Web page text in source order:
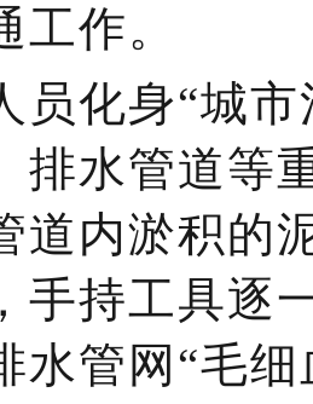
工作。
员化身“城
排水管道等
道内淤积的
手持工具逐
水管网“毛